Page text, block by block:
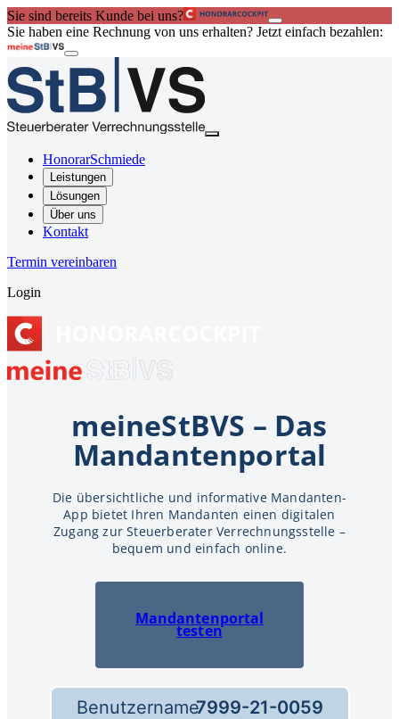
Sie sind bereits Kunde bei uns?
Sie haben eine Rechnung von uns erhalten? Jetzt einfach bezahlen:
HonorarSchmiede
Leistungen
Lösungen
Über uns
Kontakt
Termin vereinbaren
Login
meineStBVS – Das
Mandantenportal
Die übersichtliche und informative Mandanten-
App bietet Ihren Mandanten einen digitalen
Zugang zur Steuerberater Verrechnungsstelle –
bequem und einfach online.
Mandantenportal
testen
Benutzername7999-21-0059